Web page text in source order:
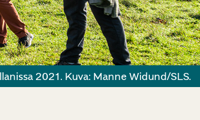
2021. Kuva: Manne Widund/SLS.